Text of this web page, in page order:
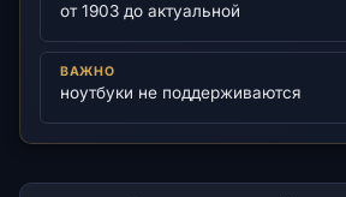
от 1903 до актуальной
ВАЖНО
ноутбуки не поддерживаются